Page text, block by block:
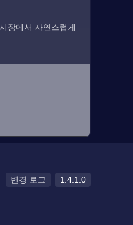
장에서 자연스럽게
변경 로그 1.4.1.0